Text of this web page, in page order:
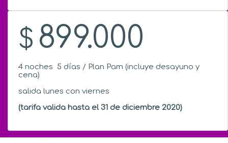
$ 899.000
4 noches 5 días / Plan Pam (incluye desayuno y
cena)
salida lunes con viernes
(tarifa valida hasta el 31 de diciembre 2020)